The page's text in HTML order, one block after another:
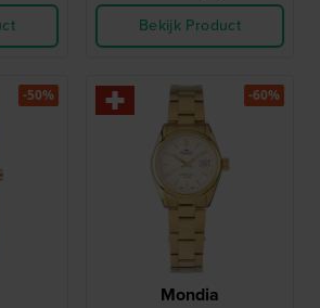
Bekijk Product
-50%
Mondia
-60%